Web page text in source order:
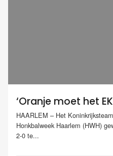
‘Oranje moet het
HAARLEM – Het
Honkbalweek Haarlem (HWH)
2-0 te...